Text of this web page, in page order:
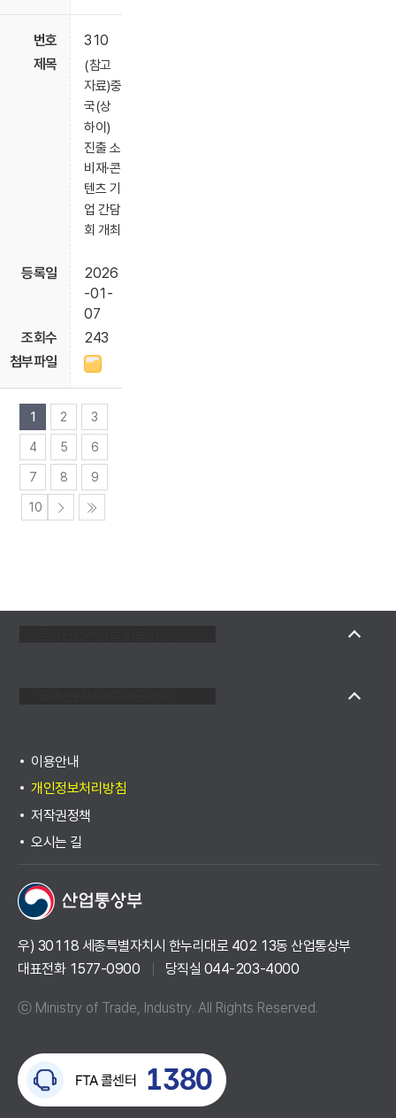
310
(참고
자료)중
국(상
하이)
진출 소
비재·콘
텐츠 기
업 간담
회 개최
2026
-01-
07
243
1 2 3
4 5 6
7 8 9
10
이용안내
개인정보처리방침
저작권정책
오시는 길
우) 30118 세종특별자치시 한누리대로 402 13동 산업통상부
대표전화 1577-0900
당직실 044-203-4000
ⓒ Ministry of Trade, Industry. All Rights Reserved.